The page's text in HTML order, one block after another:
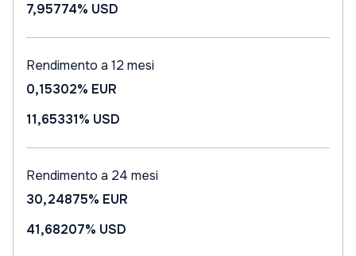
7,95774% USD
Rendimento a 12 mesi
0,15302% EUR
11,65331% USD
Rendimento a 24 mesi
30,24875% EUR
41,68207% USD